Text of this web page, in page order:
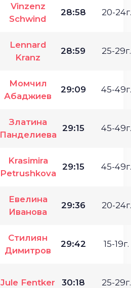
Vinzenz
Schwind
28:58 20-24г.
Lennard
Kranz
28:59 25-29г.
Момчил
Абаджиев
29:09 45-49г.
Златина
Панделиева
29:15 45-49г.
Krasimira
Petrushkova
29:15 45-49г.
Евелина
Иванова
29:36 20-24г.
Стилиян
Димитров
29:42 15-19г.
Jule Fentker 30:18 25-29г.